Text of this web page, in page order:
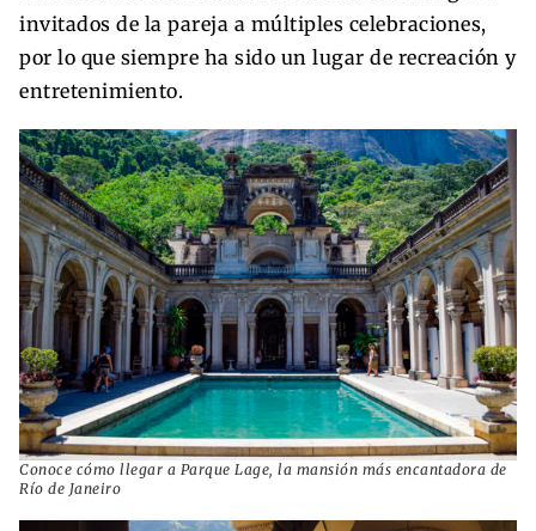
invitados de la pareja a múltiples celebraciones,
por lo que siempre ha sido un lugar de recreación y
entretenimiento.
Conoce cómo llegar a Parque Lage, la mansión más encantadora de
Río de Janeiro